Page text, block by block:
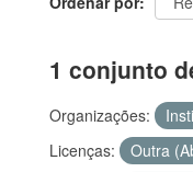
1 conjunto
Organizações:
Licenças:
Outra